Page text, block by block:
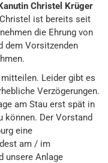
Christel Krüger
ist bereits seit
die Ehrung von
dem Vorsitzenden
Leider gibt es
Verzögerungen.
am Stau erst spät in
können. Der Vorstand
eine
am / im
unsere Anlage